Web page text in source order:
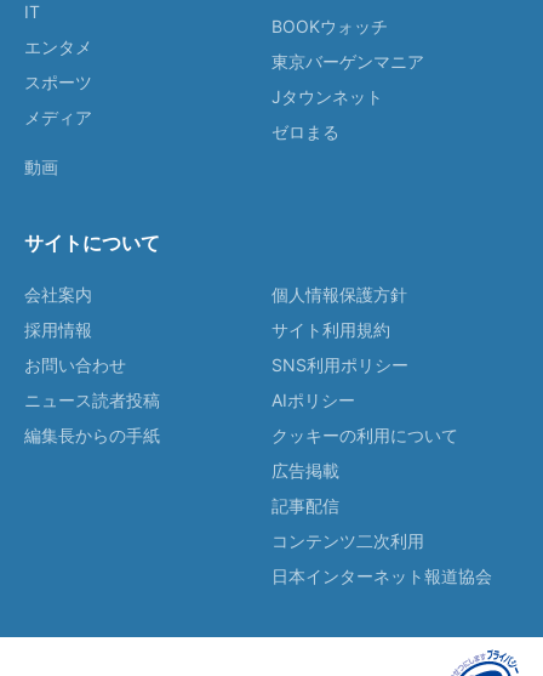
IT
エンタメ
スポーツ
メディア
動画
BOOKウォッチ
東京バーゲンマニア
Jタウンネット
ゼロまる
サイトについて
会社案内
採用情報
お問い合わせ
ニュース読者投稿
編集長からの手紙
個人情報保護方針
サイト利用規約
SNS利用ポリシー
AIポリシー
クッキーの利用について
広告掲載
記事配信
コンテンツ二次利用
日本インターネット報道協会